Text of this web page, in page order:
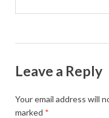
Leave a Reply
Your email address will
marked *